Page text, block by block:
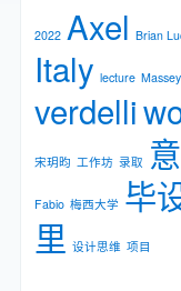
2022 Axel Brian
Italy lecture Massey
verdelli
宋玥昀 工作坊 录取
Fabio 梅⻄⼤学 毕
里 设计思维 项目